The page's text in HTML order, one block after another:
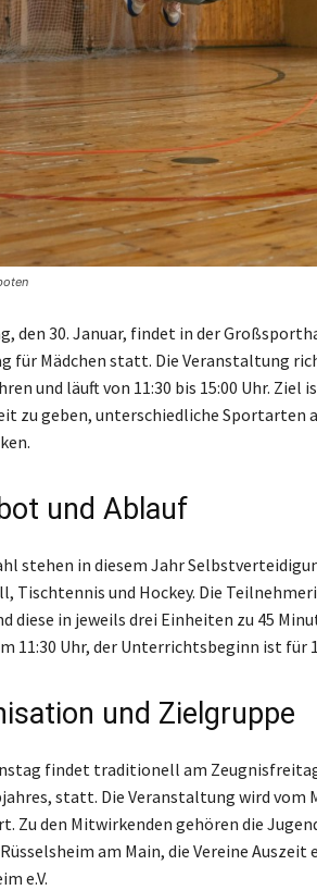
den 30. Januar, findet in der
für Mädchen statt. Die Veranstaltung
und läuft von 11:30 bis 15:00 Uhr. Ziel
zu geben, unterschiedliche Sportarten
und Ablauf
stehen in diesem Jahr
Tischtennis und Hockey. Die
diese in jeweils drei Einheiten zu 45
11:30 Uhr, der Unterrichtsbeginn ist für
und Zielgruppe
findet traditionell am
statt. Die Veranstaltung wird vom
Zu den Mitwirkenden gehören die
am Main, die Vereine Auszeit
e.V.